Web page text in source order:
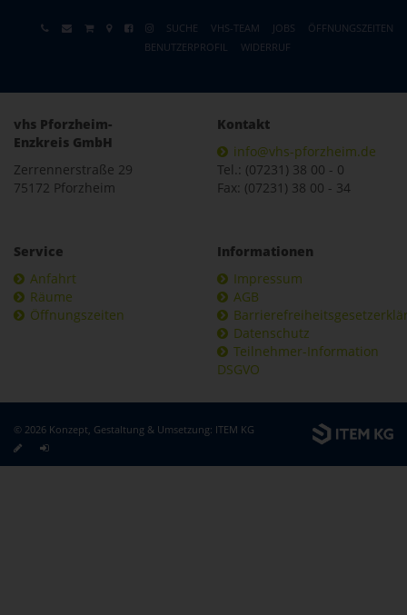
SUCHE VHS-TEAM JOBS
ÖFFNUNGSZEITEN
BENUTZERPROFIL
WIDERRUF
vhs Pforzheim-
Enzkreis GmbH
Zerrennerstraße 29
75172 Pforzheim
Kontakt
info@vhs-pforzheim.de
Tel.: (07231) 38 00 - 0
Fax: (07231) 38 00 - 34
Service
Anfahrt
Räume
Öffnungszeiten
Informationen
Impressum
AGB
Datenschutz
Teilnehmer-Information
DSGVO
© 2026 Konzept, Gestaltung & Umsetzung: ITEM KG